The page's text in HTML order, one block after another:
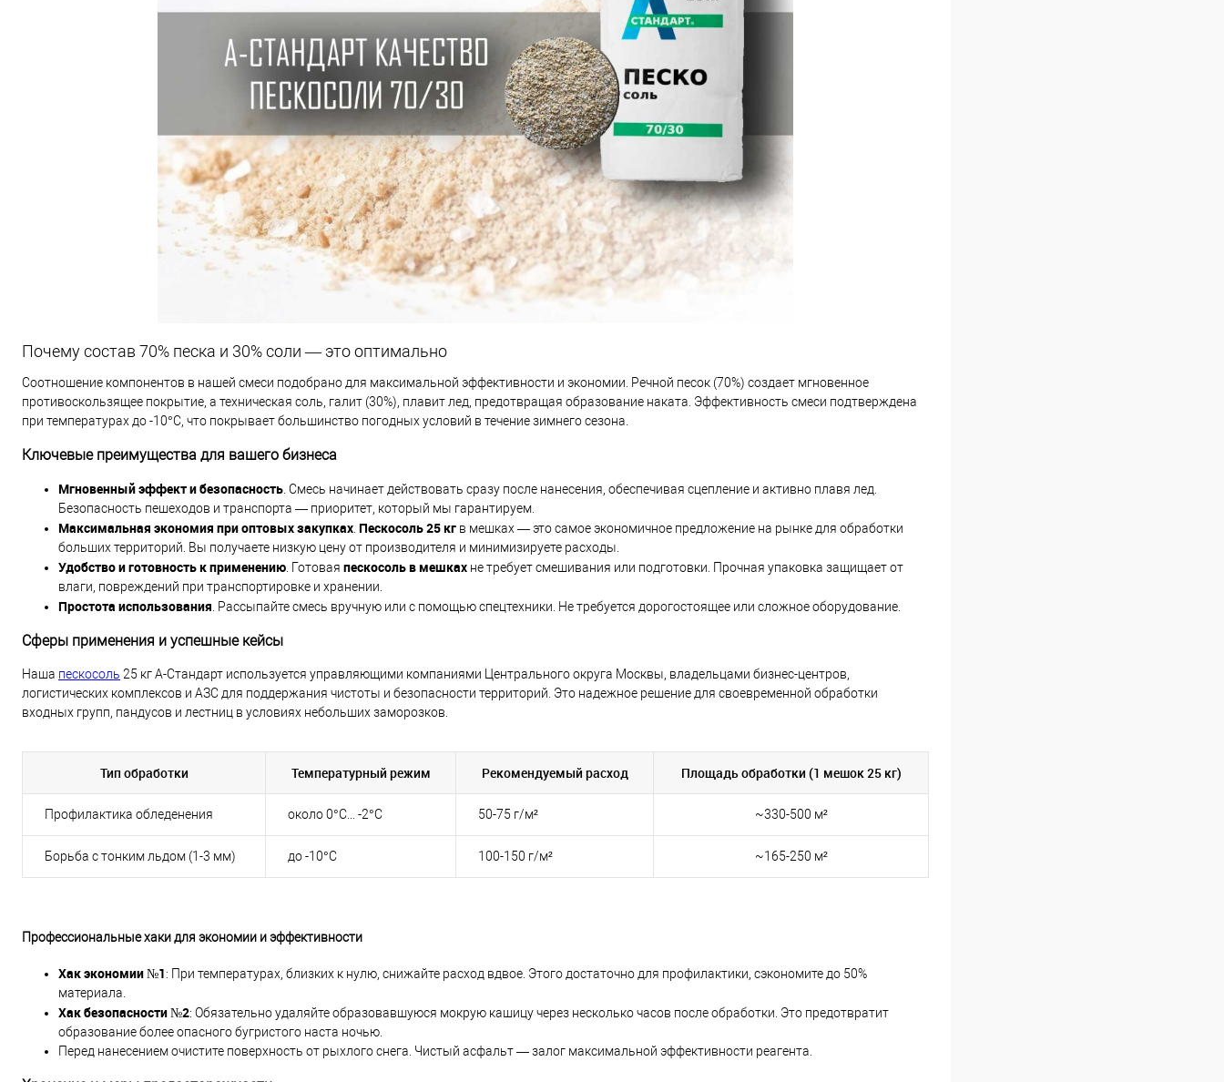
Почему состав 70% песка и 30% соли — это оптимально
Соотношение компонентов в нашей смеси подобрано для максимальной эффективности и экономии. Речной песок (70%) создает мгновенное
противоскользящее покрытие, а техническая соль, галит (30%), плавит лед, предотвращая образование наката. Эффективность смеси подтверждена
при температурах до -10°C, что покрывает большинство погодных условий в течение зимнего сезона.
Ключевые преимущества для вашего бизнеса
Мгновенный эффект и безопасность . Смесь начинает действовать сразу после нанесения, обеспечивая сцепление и активно плавя лед.
Безопасность пешеходов и транспорта — приоритет, который мы гарантируем.
Максимальная экономия при оптовых закупках Пескосоль 25 кг в мешках — это самое экономичное предложение на рынке для обработки
больших территорий. Вы получаете низкую цену от производителя и минимизируете расходы.
Удобство и готовность к применению . Готовая пескосоль в мешках не требует смешивания или подготовки. Прочная упаковка защищает от
влаги, повреждений при транспортировке и хранении.
Простота использования . Рассыпайте смесь вручную или с помощью спецтехники. Не требуется дорогостоящее или сложное оборудование.
Сферы применения и успешные кейсы
Наша пескосоль 25 кг А-Стандарт используется управляющими компаниями Центрального округа Москвы, владельцами бизнес-центров,
логистических комплексов и АЗС для поддержания чистоты и безопасности территорий. Это надежное решение для своевременной обработки
входных групп, пандусов и лестниц в условиях небольших заморозков.
Тип обработки Температурный режим Рекомендуемый расход Площадь обработки (1 мешок 25 кг)
Профилактика обледенения около 0°C... -2°C 50-75 г/м² ~330-500 м²
Борьба с тонким льдом (1-3 мм) до -10°C 100-150 г/м² ~165-250 м²
Профессиональные хаки для экономии и эффективности
Хак экономии №1: При температурах, близких к нулю, снижайте расход вдвое. Этого достаточно для профилактики, сэкономите до 50%
материала.
Хак безопасности №2: Обязательно удаляйте образовавшуюся мокрую кашицу через несколько часов после обработки. Это предотвратит
образование более опасного бугристого наста ночью.
Перед нанесением очистите поверхность от рыхлого снега. Чистый асфальт — залог максимальной эффективности реагента.